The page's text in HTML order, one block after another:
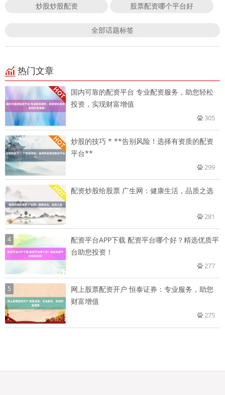
炒股炒股配资 股票配资哪个平台好
全部话题标签
热门文章
国内可靠的配资平台 专业配资服务，助您轻松
投资，实现财富增值
305
炒股的技巧 * **告别风险！选择有资质的配资
平台**
299
配资炒股给股票 广生网：健康生活，品质之选
281
4
配资平台APP下载 配资平台哪个好？精选优质平
台助您投资！
277
5
网上股票配资开户 恒泰证券：专业服务，助您
财富增值
275